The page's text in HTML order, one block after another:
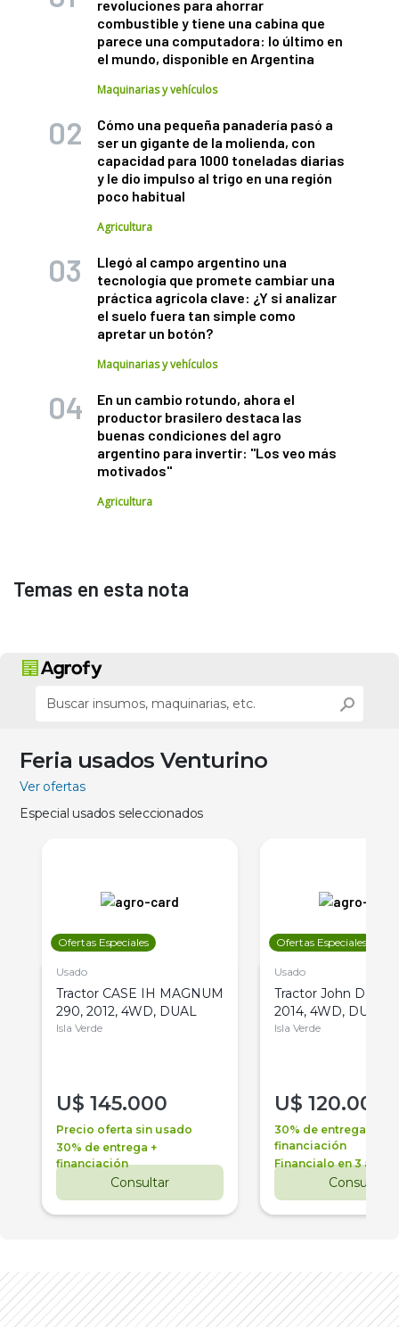
revoluciones para ahorrar
combustible y tiene una cabina que
parece una computadora: lo último en
el mundo, disponible en Argentina
Maquinarias y vehículos
Cómo una pequeña panadería pasó a
ser un gigante de la molienda, con
capacidad para 1000 toneladas diarias
y le dio impulso al trigo en una región
poco habitual
Agricultura
Llegó al campo argentino una
tecnología que promete cambiar una
práctica agrícola clave: ¿Y si analizar
el suelo fuera tan simple como
apretar un botón?
Maquinarias y vehículos
En un cambio rotundo, ahora el
productor brasilero destaca las
buenas condiciones del agro
argentino para invertir: "Los veo más
motivados"
Agricultura
Temas en esta nota
Feria usados Venturino
Ver ofertas
Especial usados seleccionados
Ofertas Especiales
Usado
Tractor CASE IH MAGNUM
290, 2012, 4WD, DUAL
Isla Verde
U$ 145.000
Precio oferta sin usado
30% de entrega +
financiación
Consultar
Ofertas Especiales
Usado
Tractor John Deere
2014, 4WD, DUAL
Isla Verde
U$ 120.000
30% de entrega +
financiación
Financialo en 3 años
Consultar